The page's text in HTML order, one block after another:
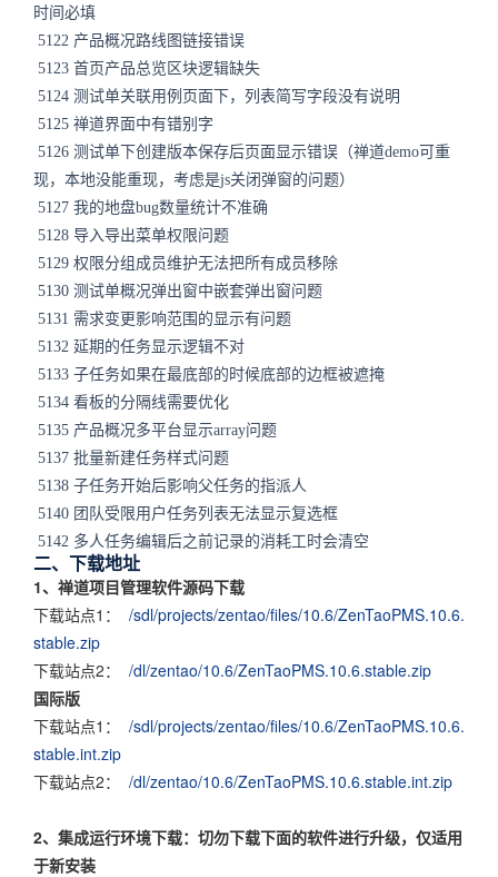
时间必填
5122 产品概况路线图链接错误
5123 首页产品总览区块逻辑缺失
5124 测试单关联用例页面下，列表简写字段没有说明
5125 禅道界面中有错别字
5126 测试单下创建版本保存后页面显示错误（禅道demo可重
现，本地没能重现，考虑是js关闭弹窗的问题）
5127 我的地盘bug数量统计不准确
5128 导入导出菜单权限问题
5129 权限分组成员维护无法把所有成员移除
5130 测试单概况弹出窗中嵌套弹出窗问题
5131 需求变更影响范围的显示有问题
5132 延期的任务显示逻辑不对
5133 子任务如果在最底部的时候底部的边框被遮掩
5134 看板的分隔线需要优化
5135 产品概况多平台显示array问题
5137 批量新建任务样式问题
5138 子任务开始后影响父任务的指派人
5140 团队受限用户任务列表无法显示复选框
5142 多人任务编辑后之前记录的消耗工时会清空
二、下载地址
1、禅道项目管理软件源码下载
下载站点1： /sdl/projects/zentao/files/10.6/ZenTaoPMS.10.6.
stable.zip
下载站点2： /dl/zentao/10.6/ZenTaoPMS.10.6.stable.zip
国际版
下载站点1： /sdl/projects/zentao/files/10.6/ZenTaoPMS.10.6.
stable.int.zip
下载站点2： /dl/zentao/10.6/ZenTaoPMS.10.6.stable.int.zip
2、集成运行环境下载：切勿下载下面的软件进行升级，仅适用
于新安装